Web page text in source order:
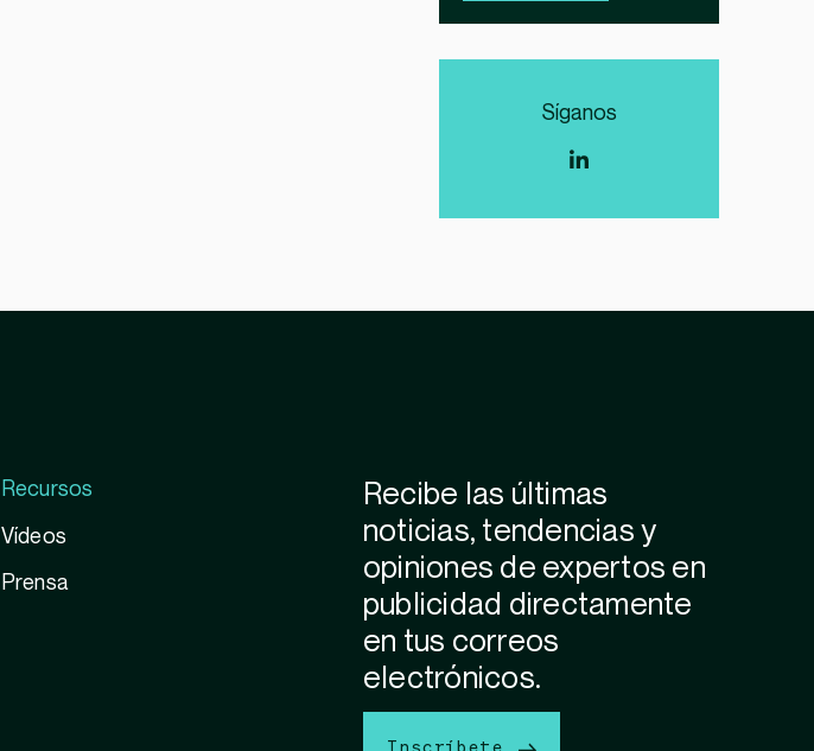
Síganos
Recursos
Vídeos
Prensa
Recibe las últimas
noticias, tendencias y
opiniones de expertos en
publicidad directamente
en tus correos
electrónicos.
Inscríbete